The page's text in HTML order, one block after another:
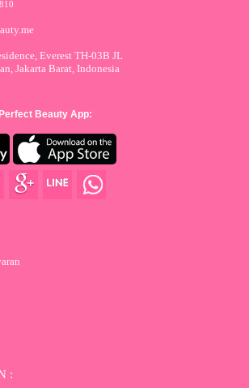
Everest TH-03B JL
Jakarta Barat, Indonesia
Beauty App:
: